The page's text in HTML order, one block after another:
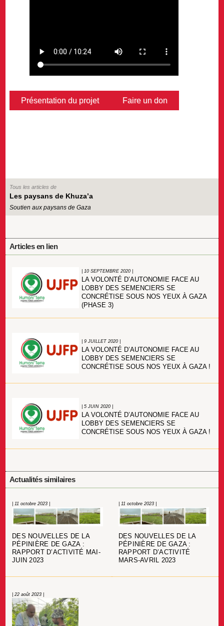
Présentation du projet Faire un don
Tous les articles de
Les paysans de Khuza’a
Soutien aux paysans de Gaza
Articles en lien
| 10 SEPTEMBRE 2020 |
LA VOLONTÉ D’AUTONOMIE FACE AU
LOBBY DES SEMENCIERS SE
CONCRÉTISE SOUS NOS YEUX À GAZA
(PHASE 3)
| 9 JUILLET 2020 |
LA VOLONTÉ D’AUTONOMIE FACE AU
LOBBY DES SEMENCIERS SE
CONCRÉTISE SOUS NOS YEUX À GAZA !
| 5 JUIN 2020 |
LA VOLONTÉ D’AUTONOMIE FACE AU
LOBBY DES SEMENCIERS SE
CONCRÉTISE SOUS NOS YEUX À GAZA !
Actualités similaires
| 11 octobre 2023 |
DES NOUVELLES DE LA
PÉPINIÈRE DE GAZA :
RAPPORT D’ACTIVITÉ MAI-
JUIN 2023
| 11 octobre 2023 |
DES NOUVELLES DE LA
PÉPINIÈRE DE GAZA :
RAPPORT D’ACTIVITÉ
MARS-AVRIL 2023
| 22 août 2023 |